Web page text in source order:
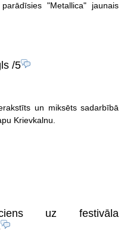
"Metallica" jaunais
/5
un miksēts sadarbībā
Krievkalnu.
uz festivāla